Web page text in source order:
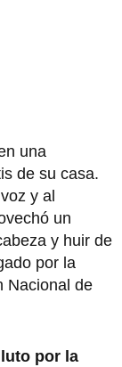
una
de su casa.
y al
un
y huir de
por la
Nacional de
por la